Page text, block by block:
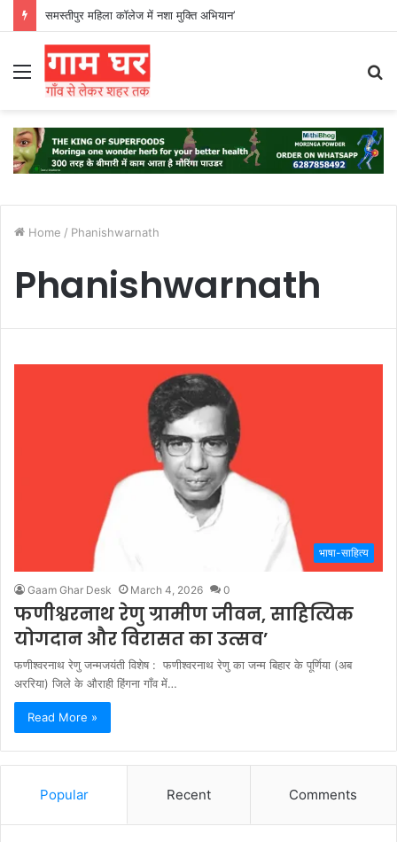
समस्तीपुर महिला कॉलेज में नशा मुक्ति अभियान’
Menu
Home / Phanishwarnath
Phanishwarnath
भाषा-साहित्य
Gaam Ghar Desk March 4, 2026 0
फणीश्वरनाथ रेणु ग्रामीण जीवन, साहित्यिक
योगदान और विरासत का उत्सव’
फणीश्वरनाथ रेणु जन्मजयंती विशेष : फणीश्वरनाथ रेणु का जन्म बिहार के पूर्णिया (अब
अररिया) जिले के औराही हिंगना गाँव में…
Read More »
Popular Recent Comments